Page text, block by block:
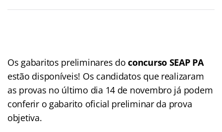
Os gabaritos preliminares doconcurso SEAP PA
estão disponíveis! Os candidatos que realizaram
as provas no último dia 14 de novembro já podem
conferir o gabarito oficial preliminar da prova
objetiva.